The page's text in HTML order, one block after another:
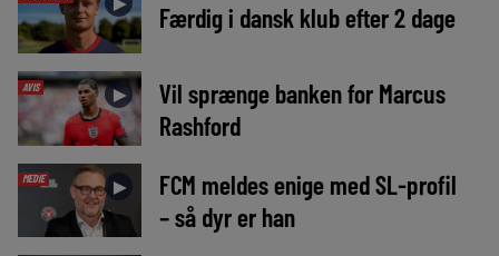
Færdig i dansk klub efter 2 dage
AVIS ►
Vil sprænge banken for Marcus
Rashford
MEDIE ►
FCM meldes enige med SL-profil
– så dyr er han